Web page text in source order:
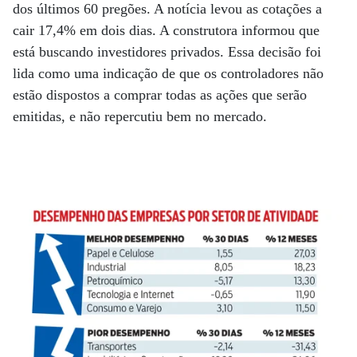
dos últimos 60 pregões. A notícia levou as cotações a
cair 17,4% em dois dias. A construtora informou que
está buscando investidores privados. Essa decisão foi
lida como uma indicação de que os controladores não
estão dispostos a comprar todas as ações que serão
emitidas, e não repercutiu bem no mercado.